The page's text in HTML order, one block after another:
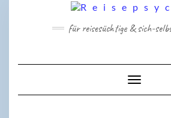
für reisesüchtige & sich-
Toggle